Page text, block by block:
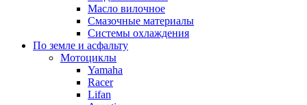
Масло вилочное
Смазочные материалы
Системы охлаждения
По земле и асфальту
Мотоциклы
Yamaha
Racer
Lifan